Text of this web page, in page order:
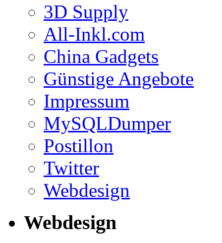
3D Supply
All-Inkl.com
China Gadgets
Günstige Angebote
Impressum
MySQLDumper
Postillon
Twitter
Webdesign
Webdesign